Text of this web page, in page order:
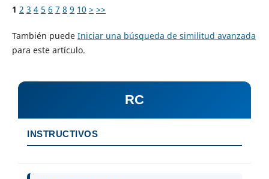
1 2 3 4 5 6 7 8 9 10 > >>
También puede Iniciar una búsqueda de similitud avanzada
para este artículo.
RC
INSTRUCTIVOS